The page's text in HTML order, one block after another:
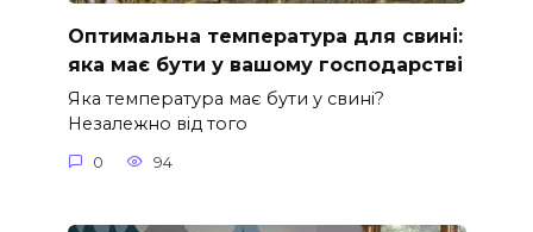
Оптимальна температура для свині:
яка має бути у вашому господарстві
Яка температура має бути у свині?
Незалежно від того
0 94